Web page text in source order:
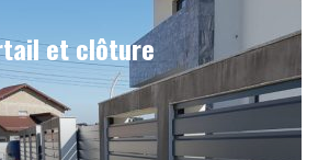
et clôture